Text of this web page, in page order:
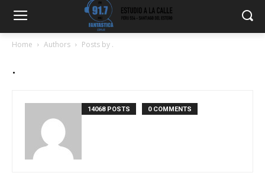
Home Authors Posts by .
.
14068 POSTS 0 COMMENTS